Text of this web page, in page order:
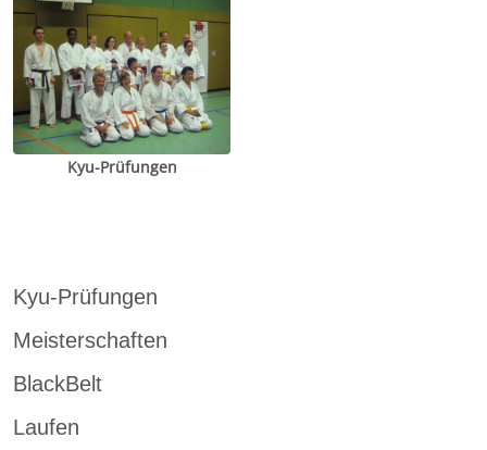
Kyu-Prüfungen
Kyu-Prüfungen
Meisterschaften
BlackBelt
Laufen